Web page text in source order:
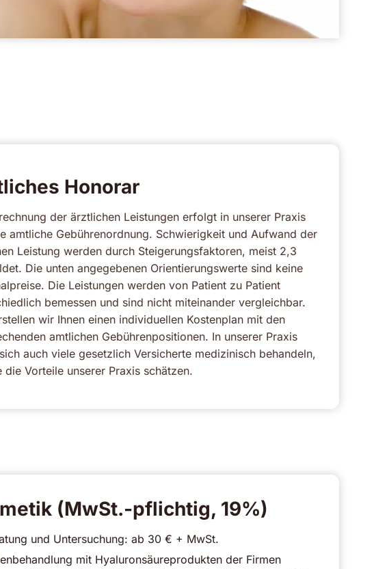
Honorar
der ärztlichen Leistungen erfolgt in unserer Praxis
amtliche Gebührenordnung. Schwierigkeit und Aufwand der
Leistung werden durch Steigerungsfaktoren, meist 2,3
Die unten angegebenen Orientierungswerte sind keine
Die Leistungen werden von Patient zu Patient
bemessen und sind nicht miteinander vergleichbar.
wir Ihnen einen individuellen Kostenplan mit den
amtlichen Gebührenpositionen. In unserer Praxis
auch viele gesetzlich Versicherte medizinisch behandeln,
die Vorteile unserer Praxis schätzen.
(MwSt.-pflichtig, 19%)
und Untersuchung: ab 30 € + MwSt.
mit Hyaluronsäureprodukten der Firmen